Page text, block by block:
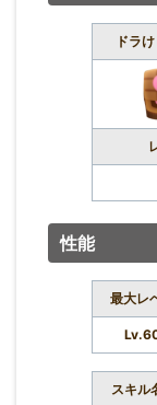
ドラ
性能
最大レ
スキル